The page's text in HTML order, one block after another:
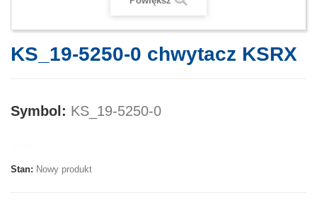
KS_19-5250-0 chwytacz KSRX
Symbol: KS_19-5250-0
Stan: Nowy produkt